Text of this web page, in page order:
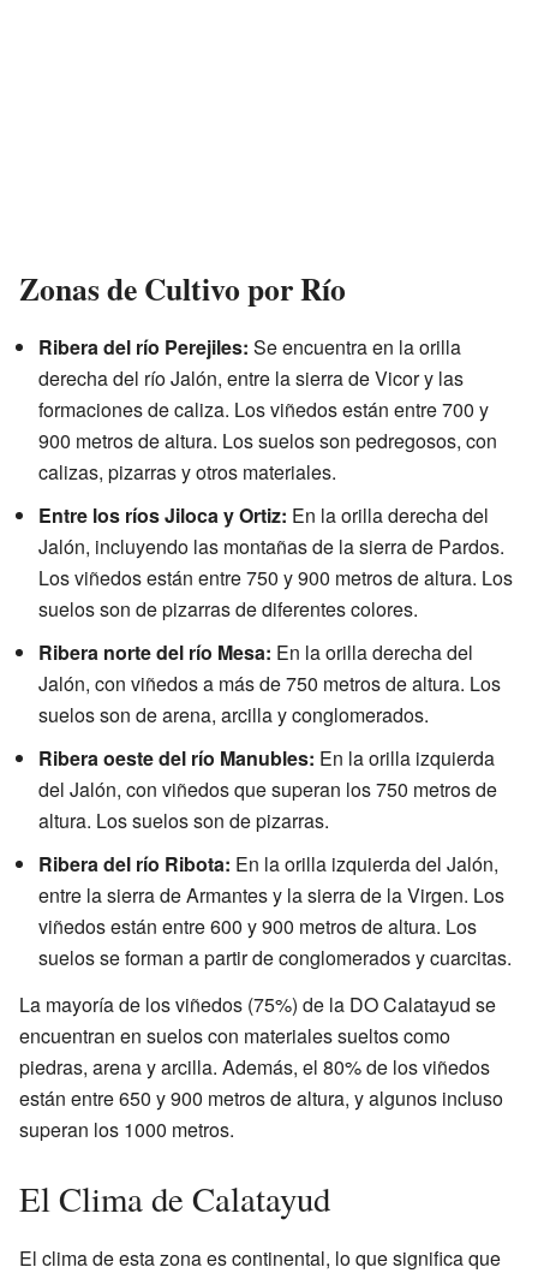
Zonas de Cultivo por Río
Ribera del río Perejiles: Se encuentra en la orilla
derecha del río Jalón, entre la sierra de Vicor y las
formaciones de caliza. Los viñedos están entre 700 y
900 metros de altura. Los suelos son pedregosos, con
calizas, pizarras y otros materiales.
Entre los ríos Jiloca y Ortiz: En la orilla derecha del
Jalón, incluyendo las montañas de la sierra de Pardos.
Los viñedos están entre 750 y 900 metros de altura. Los
suelos son de pizarras de diferentes colores.
Ribera norte del río Mesa: En la orilla derecha del
Jalón, con viñedos a más de 750 metros de altura. Los
suelos son de arena, arcilla y conglomerados.
Ribera oeste del río Manubles: En la orilla izquierda
del Jalón, con viñedos que superan los 750 metros de
altura. Los suelos son de pizarras.
Ribera del río Ribota: En la orilla izquierda del Jalón,
entre la sierra de Armantes y la sierra de la Virgen. Los
viñedos están entre 600 y 900 metros de altura. Los
suelos se forman a partir de conglomerados y cuarcitas.
La mayoría de los viñedos (75%) de la DO Calatayud se
encuentran en suelos con materiales sueltos como
piedras, arena y arcilla. Además, el 80% de los viñedos
están entre 650 y 900 metros de altura, y algunos incluso
superan los 1000 metros.
El Clima de Calatayud
El clima de esta zona es continental, lo que significa que